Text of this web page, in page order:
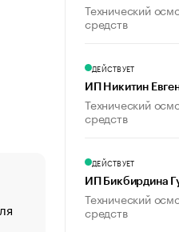
«От спорта тело
создавшей GTA
Технический
средств
ДЕЙСТВУЕТ
ИП Никитин
Технический
средств
ДЕЙСТВУЕТ
ИП Бикбирдина
Технический
средств